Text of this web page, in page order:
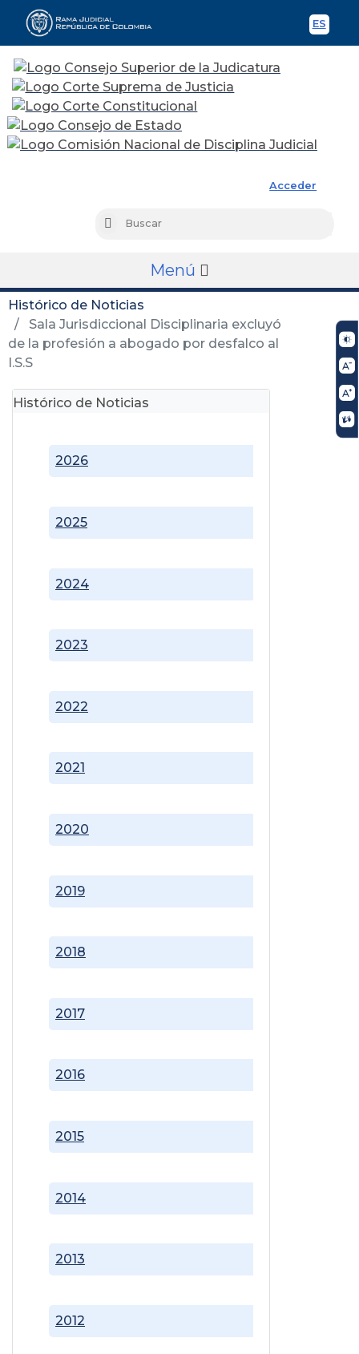
ES
Acceder
Buscar
Menú
Histórico de Noticias
Sala Jurisdiccional Disciplinaria excluyó
de la profesión a abogado por desfalco al
I.S.S
Histórico de Noticias
2012
2013
2014
2015
2016
2017
2018
2019
2020
2021
2022
2023
2024
2025
2026